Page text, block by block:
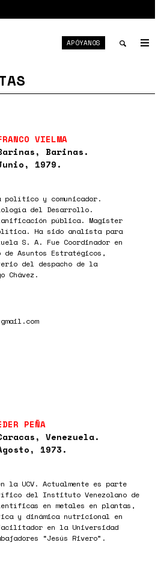
search
APÓYANOS
VIELMA
Barinas.
1979.
y comunicador.
del Desarrollo.
pública. Magister
Ha sido analista para
S. A. Fue Coordinador en
Asuntos Estratégicos,
del despacho de la
Chávez.
PEÑA
Venezuela.
1973.
la UCV. Actualmente es parte
del Instituto Venezolano de
en metales en plantas,
y dinámica nutricional en
en la Universidad
“Jesús Rivero”.